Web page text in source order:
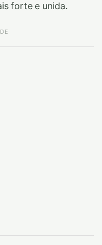
forte e unida.